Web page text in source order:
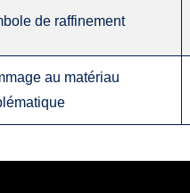
de raffinement
au matériau